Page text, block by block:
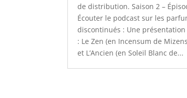
de distribution. Saison 2 –
Écouter le podcast sur les
discontinués : Une présentation
: Le Zen (en Incensum de
et L’Ancien (en Soleil Blanc de...